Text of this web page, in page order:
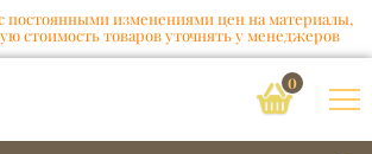
постоянными изменениями цен на материалы,
стоимость товаров уточнять у менеджеров
0